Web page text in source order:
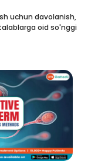
uchun davolanish,
oid so'nggi